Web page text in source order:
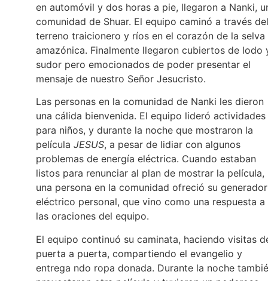
en automóvil y dos horas a pie, llegaron a Nanki,
comunidad de Shuar. El equipo caminó a través del
terreno traicionero y ríos en el corazón de la selva
amazónica. Finalmente llegaron cubiertos de lodo
sudor pero emocionados de poder presentar el
mensaje de nuestro Señor Jesucristo.
Las personas en la comunidad de Nanki les dieron
una cálida bienvenida. El equipo lideró actividades
para niños, y durante la noche que mostraron la
película JESUS, a pesar de lidiar con algunos
problemas de energía eléctrica. Cuando estaban
listos para renunciar al plan de mostrar la película,
una persona en la comunidad ofreció su generador
eléctrico personal, que vino como una respuesta a
las oraciones del equipo.
El equipo continuó su caminata, haciendo visitas
puerta a puerta, compartiendo el evangelio y
entrega ndo ropa donada. Durante la noche